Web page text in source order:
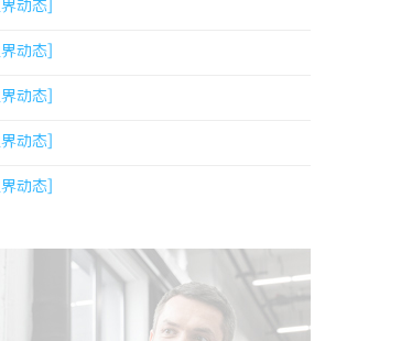
艺术革新之旅
动态]
动态]
动态]
动态]
动态]